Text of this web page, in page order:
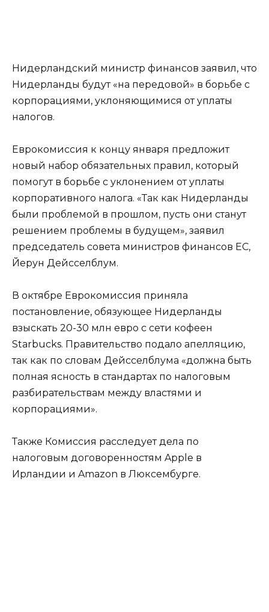
Нидерландский министр финансов заявил, что
Нидерланды будут «на передовой» в борьбе с
корпорациями, уклоняющимися от уплаты
налогов.
Еврокомиссия к концу января предложит
новый набор обязательных правил, который
помогут в борьбе с уклонением от уплаты
корпоративного налога. «Так как Нидерланды
были проблемой в прошлом, пусть они станут
решением проблемы в будущем», заявил
председатель совета министров финансов ЕС,
Йерун Дейсселблум.
В октябре Еврокомиссия приняла
постановление, обязующее Нидерланды
взыскать 20-30 млн евро с сети кофеен
Starbucks. Правительство подало апелляцию,
так как по словам Дейсселблума «должна быть
полная ясность в стандартах по налоговым
разбирательствам между властями и
корпорациями».
Также Комиссия расследует дела по
налоговым договоренностям Apple в
Ирландии и Amazon в Люксембурге.